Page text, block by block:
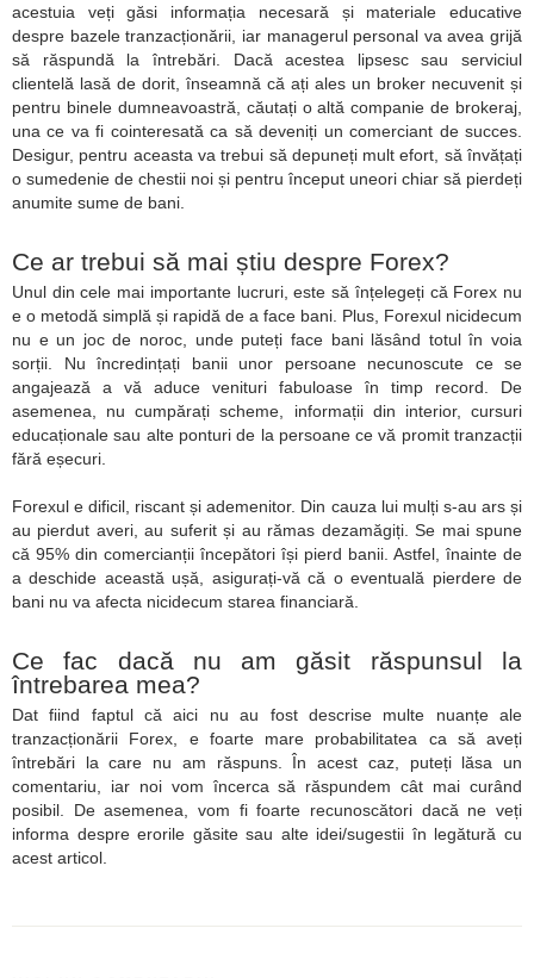
acestuia veți găsi informația necesară și materiale educative
despre bazele tranzacționării, iar managerul personal va avea grijă
să răspundă la întrebări. Dacă acestea lipsesc sau serviciul
clientelă lasă de dorit, înseamnă că ați ales un broker necuvenit și
pentru binele dumneavoastră, căutați o altă companie de brokeraj,
una ce va fi cointeresată ca să deveniți un comerciant de succes.
Desigur, pentru aceasta va trebui să depuneți mult efort, să învățați
o sumedenie de chestii noi și pentru început uneori chiar să pierdeți
anumite sume de bani.
Ce ar trebui să mai știu despre Forex?
Unul din cele mai importante lucruri, este să înțelegeți că Forex nu
e o metodă simplă și rapidă de a face bani. Plus, Forexul nicidecum
nu e un joc de noroc, unde puteți face bani lăsând totul în voia
sorții. Nu încredințați banii unor persoane necunoscute ce se
angajează a vă aduce venituri fabuloase în timp record. De
asemenea, nu cumpărați scheme, informații din interior, cursuri
educaționale sau alte ponturi de la persoane ce vă promit tranzacții
fără eșecuri.
Forexul e dificil, riscant și ademenitor. Din cauza lui mulți s-au ars și
au pierdut averi, au suferit și au rămas dezamăgiți. Se mai spune
că 95% din comercianții începători își pierd banii. Astfel, înainte de
a deschide această ușă, asigurați-vă că o eventuală pierdere de
bani nu va afecta nicidecum starea financiară.
Ce fac dacă nu am găsit răspunsul la
întrebarea mea?
Dat fiind faptul că aici nu au fost descrise multe nuanțe ale
tranzacționării Forex, e foarte mare probabilitatea ca să aveți
întrebări la care nu am răspuns. În acest caz, puteți lăsa un
comentariu, iar noi vom încerca să răspundem cât mai curând
posibil. De asemenea, vom fi foarte recunoscători dacă ne veți
informa despre erorile găsite sau alte idei/sugestii în legătură cu
acest articol.